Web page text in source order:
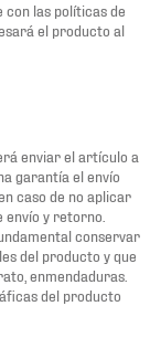
las políticas de
el producto al
enviar el artículo a
garantía el envío
caso de no aplicar
y retorno.
conservar
del producto y que
enmendaduras.
del producto